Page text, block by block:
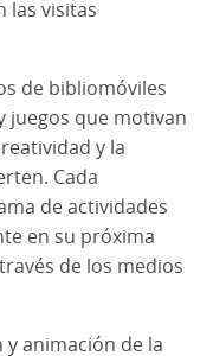
las visitas
de bibliomóviles
juegos que motivan
y la
Cada
de actividades
en su próxima
de los medios
animación de la